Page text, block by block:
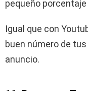
pequeño
Igual que con
buen número de
anuncio.